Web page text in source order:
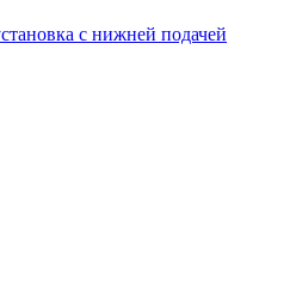
с нижней подачей